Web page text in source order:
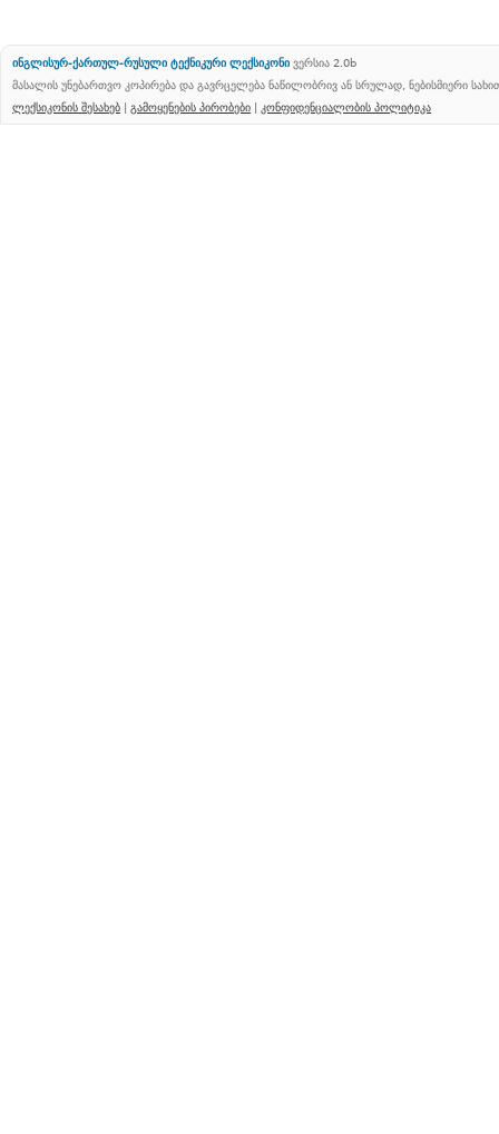
ინგლისურ-ქართულ-რუსული ტექნიკური ლექსიკონი ვერსია 2.0b
მასალის უნებართვო კოპირება და გავრცელება ნაწილობრივ ან სრულად, ნებისმიერი
ლექსიკონის შესახებ | გამოყენების პირობები | კონფიდენციალობის პოლიტიკა